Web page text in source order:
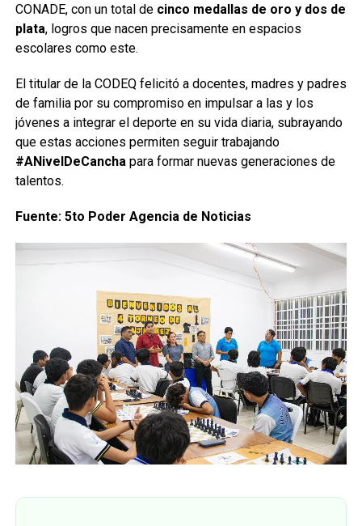
CONADE, con un total de cinco medallas de oro y dos de
plata, logros que nacen precisamente en espacios
escolares como este.
El titular de la CODEQ felicitó a docentes, madres y padres
de familia por su compromiso en impulsar a las y los
jóvenes a integrar el deporte en su vida diaria, subrayando
que estas acciones permiten seguir trabajando
#ANivelDeCancha para formar nuevas generaciones de
talentos.
Fuente: 5to Poder Agencia de Noticias